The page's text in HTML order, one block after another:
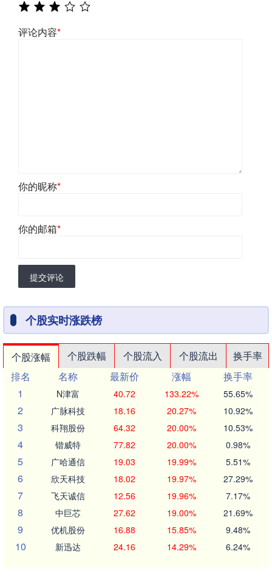
评论内容*
你的昵称*
你的邮箱*
提交评论
个股实时涨跌榜
个股涨幅 个股跌幅 个股流入 个股流出
换手率
排名
名称 最新价 涨幅
换手率
1
N津富 40.72 133.22% 55.65%
2 广脉科技 18.16 20.27% 10.92%
3 科翔股份 64.32 20.00% 10.53%
4 锴威特 77.82 20.00% 0.98%
5 广哈通信 19.03 19.99% 5.51%
6 欣天科技 18.02 19.97% 27.29%
7 飞天诚信 12.56 19.96% 7.17%
8 中巨芯 27.62 19.00% 21.69%
9 优机股份 16.88 15.85% 9.48%
10 新迅达 24.16 14.29% 6.24%